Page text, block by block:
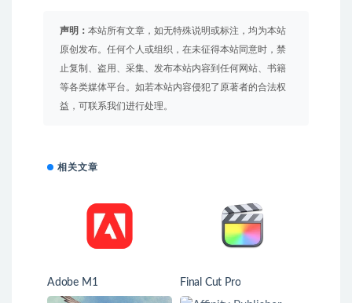
声明： 本站所有文章，如无特殊说明或标注，均为本站
原创发布。任何个人或组织，在未征得本站同意时，禁
止复制、盗用、采集、发布本站内容到任何网站、书籍
等各类媒体平台。如若本站内容侵犯了原著者的合法权
益，可联系我们进行处理。
相关文章
Adobe M1 Final Cut Pro